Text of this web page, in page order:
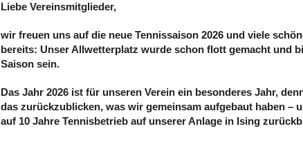
Liebe Vereinsmitglieder,
wir freuen uns auf die neue Tennissaison 2026 und viele
bereits: Unser Allwetterplatz wurde schon flott gemacht und
Saison sein.
Das Jahr 2026 ist für unseren Verein ein besonderes Jahr,
das zurückzublicken, was wir gemeinsam aufgebaut haben –
auf 10 Jahre Tennisbetrieb auf unserer Anlage in Ising